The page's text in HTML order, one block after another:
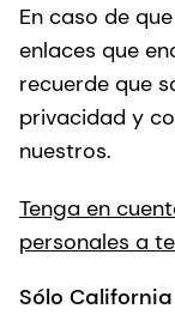
En caso de
enlaces que
recuerde que
privacidad y
nuestros.
Tenga en
personales a
Sólo California